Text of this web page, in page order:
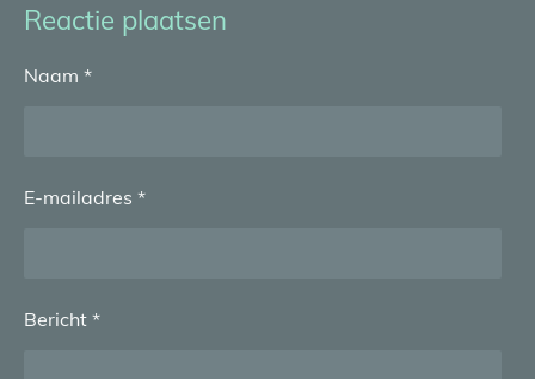
e
n
l
r
e
e
n
Reactie plaatsen
Naam *
E-mailadres *
Bericht *